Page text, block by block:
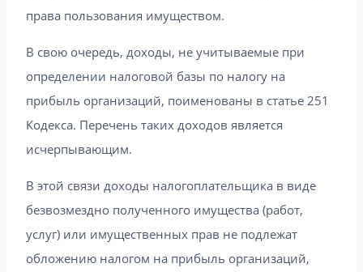
права пользования имуществом.
В свою очередь, доходы, не учитываемые при
определении налоговой базы по налогу на
прибыль организаций, поименованы в статье 251
Кодекса. Перечень таких доходов является
исчерпывающим.
В этой связи доходы налогоплательщика в виде
безвозмездно полученного имущества (работ,
услуг) или имущественных прав не подлежат
обложению налогом на прибыль организаций,